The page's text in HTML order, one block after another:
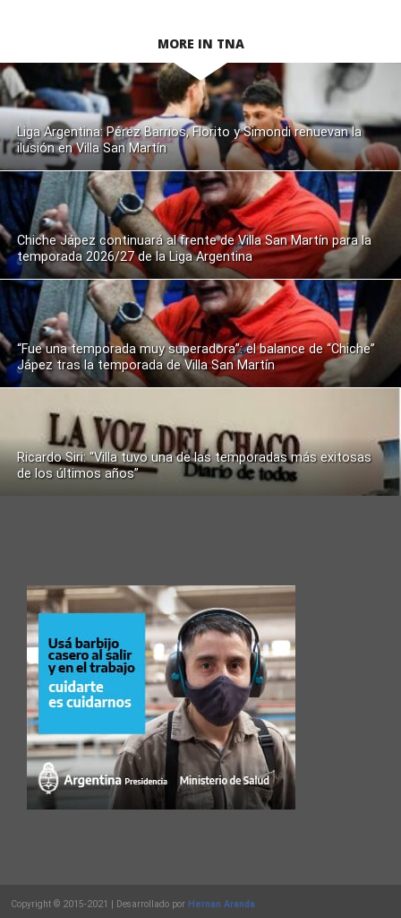
MORE IN TNA
Liga Argentina: Pérez Barrios, Florito y Simondi renuevan la
ilusión en Villa San Martín
Chiche Jápez continuará al frente de Villa San Martín para la
temporada 2026/27 de la Liga Argentina
“Fue una temporada muy superadora”: el balance de “Chiche”
Jápez tras la temporada de Villa San Martín
Ricardo Siri: “Villa tuvo una de las temporadas más exitosas
de los últimos años”
Copyright © 2015-2021 | Desarrollado por Hernan Aranda